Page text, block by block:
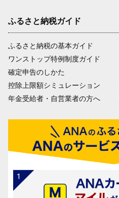
ふるさと納税ガイド
ふるさと納税の基本ガイド
ワンストップ特例制度ガイド
確定申告のしかた
控除上限額シミュレーション
年金受給者・自営業者の方へ